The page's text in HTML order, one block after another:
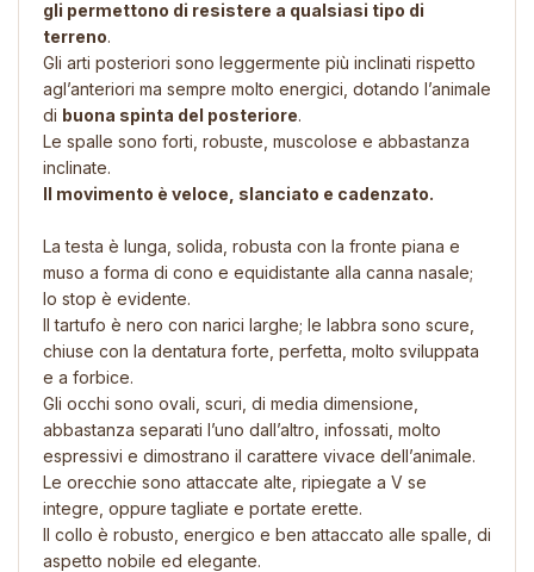
gli permettono di resistere a qualsiasi tipo di
terreno.
Gli arti posteriori sono leggermente più inclinati rispetto
agl’anteriori ma sempre molto energici, dotando l’animale
di buona spinta del posteriore.
Le spalle sono forti, robuste, muscolose e abbastanza
inclinate.
Il movimento è veloce, slanciato e cadenzato.
La testa è lunga, solida, robusta con la fronte piana e
muso a forma di cono e equidistante alla canna nasale;
lo stop è evidente.
Il tartufo è nero con narici larghe; le labbra sono scure,
chiuse con la dentatura forte, perfetta, molto sviluppata
e a forbice.
Gli occhi sono ovali, scuri, di media dimensione,
abbastanza separati l’uno dall’altro, infossati, molto
espressivi e dimostrano il carattere vivace dell’animale.
Le orecchie sono attaccate alte, ripiegate a V se
integre, oppure tagliate e portate erette.
Il collo è robusto, energico e ben attaccato alle spalle, di
aspetto nobile ed elegante.